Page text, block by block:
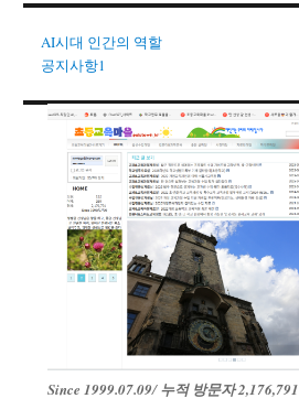
AI시대 인간의 역할
공지사항1
Since 1999.07.09/누적 방문자 2,176,791